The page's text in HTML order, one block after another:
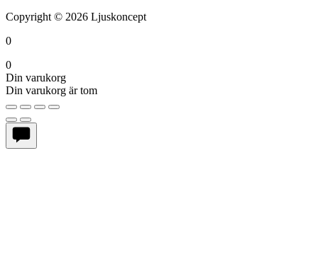
Copyright © 2026 Ljuskoncept
0
0
Din varukorg
Din varukorg är tom